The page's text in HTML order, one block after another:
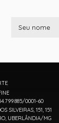
0001-60
SILVEIRAS, 151, 151
UBERLÂNDIA/MG